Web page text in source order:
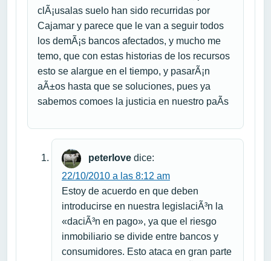
clÃ¡usalas suelo han sido recurridas por
Cajamar y parece que le van a seguir todos
los demÃ¡s bancos afectados, y mucho me
temo, que con estas historias de los recursos
esto se alargue en el tiempo, y pasarÃ¡n
aÃ±os hasta que se soluciones, pues ya
sabemos comoes la justicia en nuestro paÃ­s
peterlove dice:
22/10/2010 a las 8:12 am
Estoy de acuerdo en que deben
introducirse en nuestra legislaciÃ³n la
«daciÃ³n en pago», ya que el riesgo
inmobiliario se divide entre bancos y
consumidores. Esto ataca en gran parte